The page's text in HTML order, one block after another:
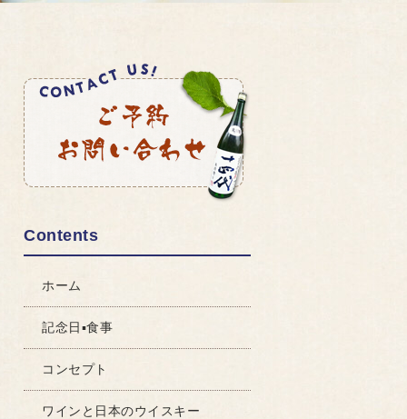
Contents
ホーム
記念日▪食事
コンセプト
ワインと日本のウイスキー